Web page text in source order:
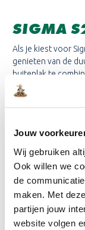
Jouw
Wij gebruiken
Ook willen we
de
maken. Met
partijen jouw
website volgen
SIGMA
Als je kiest voor
genieten van de
buitenlak te
tussen de
schilders
producten.
Je bestelt Sigma
Veelvoorkomende
RAL 7021, RAL
producten in
bijvoorbeeld eens
mengmachines